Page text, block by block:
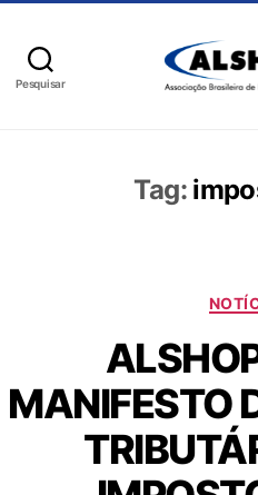
Pesquisar
Tag:
MANIFESTO